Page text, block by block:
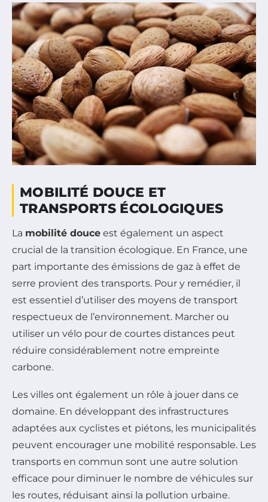
MOBILITÉ DOUCE ET
TRANSPORTS ÉCOLOGIQUES
La mobilité douce est également un aspect
crucial de la transition écologique. En France, une
part importante des émissions de gaz à effet de
serre provient des transports. Pour y remédier, il
est essentiel d’utiliser des moyens de transport
respectueux de l’environnement. Marcher ou
utiliser un vélo pour de courtes distances peut
réduire considérablement notre empreinte
carbone.
Les villes ont également un rôle à jouer dans ce
domaine. En développant des infrastructures
adaptées aux cyclistes et piétons, les municipalités
peuvent encourager une mobilité responsable. Les
transports en commun sont une autre solution
efficace pour diminuer le nombre de véhicules sur
les routes, réduisant ainsi la pollution urbaine.